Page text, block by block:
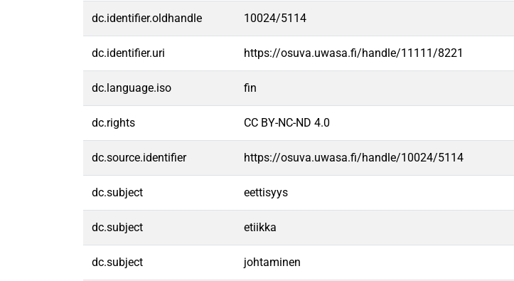
dc.identifier.oldhandle 10024/5114
dc.identifier.uri https://osuva.uwasa.fi/handle/11111/8221
dc.language.iso fin
dc.rights CC BY-NC-ND 4.0
dc.source.identifier https://osuva.uwasa.fi/handle/10024/5114
dc.subject eettisyys
dc.subject etiikka
dc.subject johtaminen